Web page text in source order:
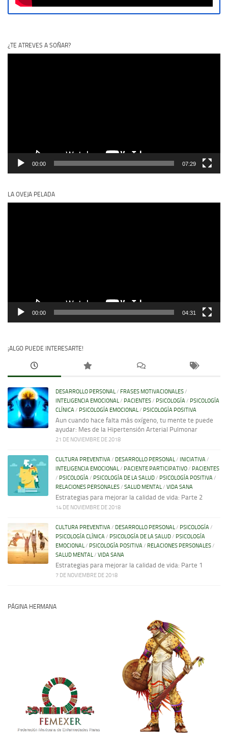
¿TE ATREVES A SOÑAR?
00:00 07:29
LA OVEJA PELADA
00:00 04:31
¡ALGO PUEDE INTERESARTE!
DESARROLLO PERSONAL/ FRASES MOTIVACIONALES/
INTELIGENCIA EMOCIONAL/ PACIENTES/ PSICOLOGÍA/ PSICOLOGÍA
CLÍNICA/ PSICOLOGÍA EMOCIONAL/ PSICOLOGÍA POSITIVA
Aun cuando hace falta más oxígeno, tu mente te puede
ayudar: Mes de la Hipertensión Arterial Pulmonar
21 DE NOVIEMBRE DE 2018
CULTURA PREVENTIVA/ DESARROLLO PERSONAL/ INICIATIVA/
INTELIGENCIA EMOCIONAL/ PACIENTE PARTICIPATIVO/ PACIENTES
/ PSICOLOGÍA/ PSICOLOGÍA DE LA SALUD/ PSICOLOGÍA POSITIVA/
RELACIONES PERSONALES/ SALUD MENTAL/ VIDA SANA
Estrategias para mejorar la calidad de vida: Parte 2
14 DE NOVIEMBRE DE 2018
CULTURA PREVENTIVA/ DESARROLLO PERSONAL/ PSICOLOGÍA/
PSICOLOGÍA CLÍNICA/ PSICOLOGÍA DE LA SALUD/ PSICOLOGÍA
EMOCIONAL/ PSICOLOGÍA POSITIVA/ RELACIONES PERSONALES/
SALUD MENTAL/ VIDA SANA
Estrategias para mejorar la calidad de vida: Parte 1
7 DE NOVIEMBRE DE 2018
PÁGINA HERMANA